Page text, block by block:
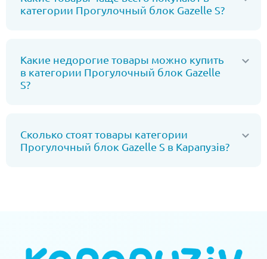
категории Прогулочный блок Gazelle S?
Какие недорогие товары можно купить
в категории Прогулочный блок Gazelle
S?
Сколько стоят товары категории
Прогулочный блок Gazelle S в Карапузів?